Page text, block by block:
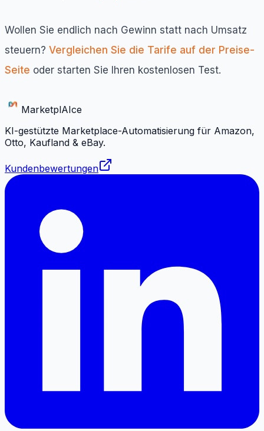
Wollen Sie endlich nach Gewinn statt nach Umsatz
steuern? Vergleichen Sie die Tarife auf der Preise-
Seite oder starten Sie Ihren kostenlosen Test.
MarketplAIce
KI-gestützte Marketplace-Automatisierung für Amazon,
Otto, Kaufland & eBay.
Kundenbewertungen